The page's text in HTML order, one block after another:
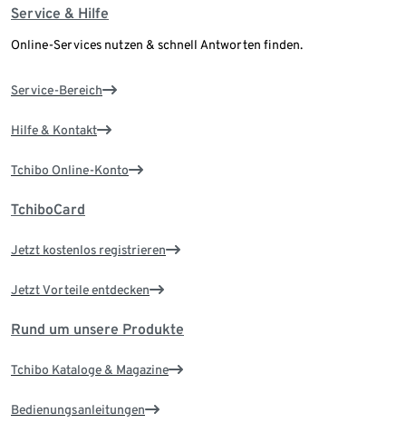
Service & Hilfe
Online-Services nutzen & schnell Antworten finden.
Service-Bereich
Hilfe & Kontakt
Tchibo Online-Konto
TchiboCard
Jetzt kostenlos registrieren
Jetzt Vorteile entdecken
Rund um unsere Produkte
Tchibo Kataloge & Magazine
Bedienungsanleitungen